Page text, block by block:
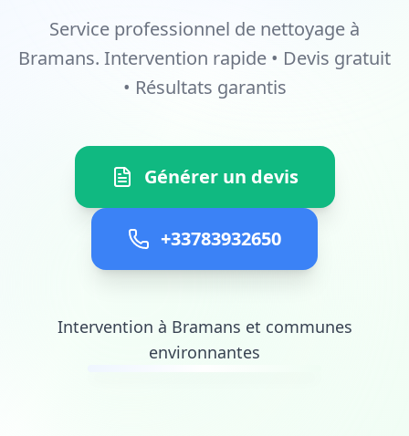
Service professionnel de nettoyage à
Bramans. Intervention rapide • Devis gratuit
• Résultats garantis
Générer un devis
+33783932650
Intervention à Bramans et communes
environnantes